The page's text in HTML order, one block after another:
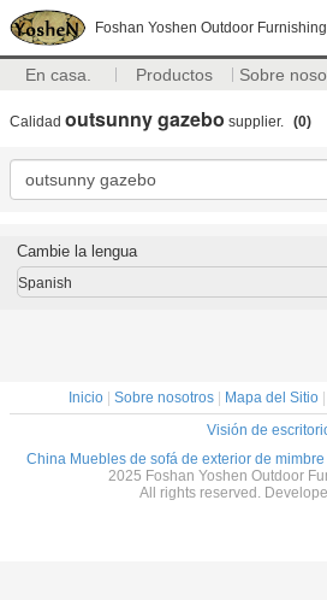
Foshan Yoshen Outdoor
En casa. Productos Sobre
Calidad outsunny gazebo supplier. (0)
Cambie la lengua
Spanish
Inicio Sobre nosotros Mapa del Sitio
Visión de
China Muebles de sofá de exterior de
2025 Foshan Yoshen Outdoor
All rights reserved.